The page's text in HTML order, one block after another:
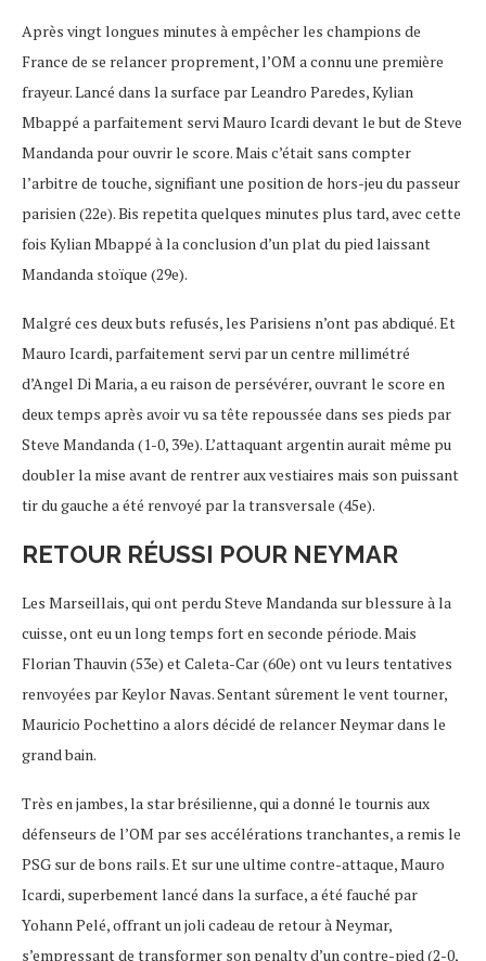
Après vingt longues minutes à empêcher les champions de
France de se relancer proprement, l’OM a connu une première
frayeur. Lancé dans la surface par Leandro Paredes, Kylian
Mbappé a parfaitement servi Mauro Icardi devant le but de Steve
Mandanda pour ouvrir le score. Mais c’était sans compter
l’arbitre de touche, signifiant une position de hors-jeu du passeur
parisien (22e). Bis repetita quelques minutes plus tard, avec cette
fois Kylian Mbappé à la conclusion d’un plat du pied laissant
Mandanda stoïque (29e).
Malgré ces deux buts refusés, les Parisiens n’ont pas abdiqué. Et
Mauro Icardi, parfaitement servi par un centre millimétré
d’Angel Di Maria, a eu raison de persévérer, ouvrant le score en
deux temps après avoir vu sa tête repoussée dans ses pieds par
Steve Mandanda (1-0, 39e). L’attaquant argentin aurait même pu
doubler la mise avant de rentrer aux vestiaires mais son puissant
tir du gauche a été renvoyé par la transversale (45e).
RETOUR RÉUSSI POUR NEYMAR
Les Marseillais, qui ont perdu Steve Mandanda sur blessure à la
cuisse, ont eu un long temps fort en seconde période. Mais
Florian Thauvin (53e) et Caleta-Car (60e) ont vu leurs tentatives
renvoyées par Keylor Navas. Sentant sûrement le vent tourner,
Mauricio Pochettino a alors décidé de relancer Neymar dans le
grand bain.
Très en jambes, la star brésilienne, qui a donné le tournis aux
défenseurs de l’OM par ses accélérations tranchantes, a remis le
PSG sur de bons rails. Et sur une ultime contre-attaque, Mauro
Icardi, superbement lancé dans la surface, a été fauché par
Yohann Pelé, offrant un joli cadeau de retour à Neymar,
s’empressant de transformer son penalty d’un contre-pied (2-0,